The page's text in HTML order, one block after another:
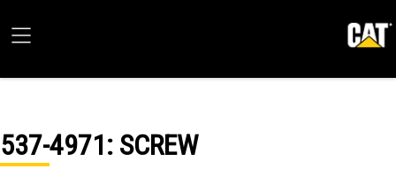
537-4971: SCREW